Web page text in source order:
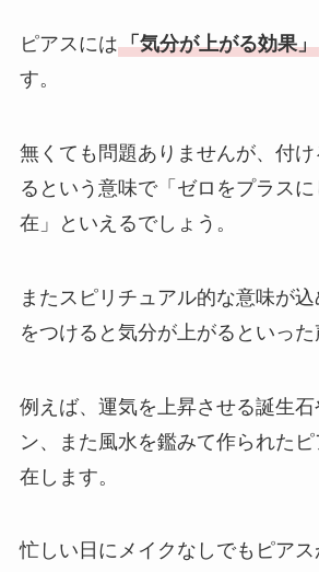
ピアスには「気分が上がる効果」
す。
無くても問題ありませんが、付
るという意味で「ゼロをプラス
在」といえるでしょう。
またスピリチュアル的な意味が
をつけると気分が上がるといった
例えば、運気を上昇させる誕生
ン、また風水を鑑みて作られた
在します。
忙しい日にメイクなしでもピア